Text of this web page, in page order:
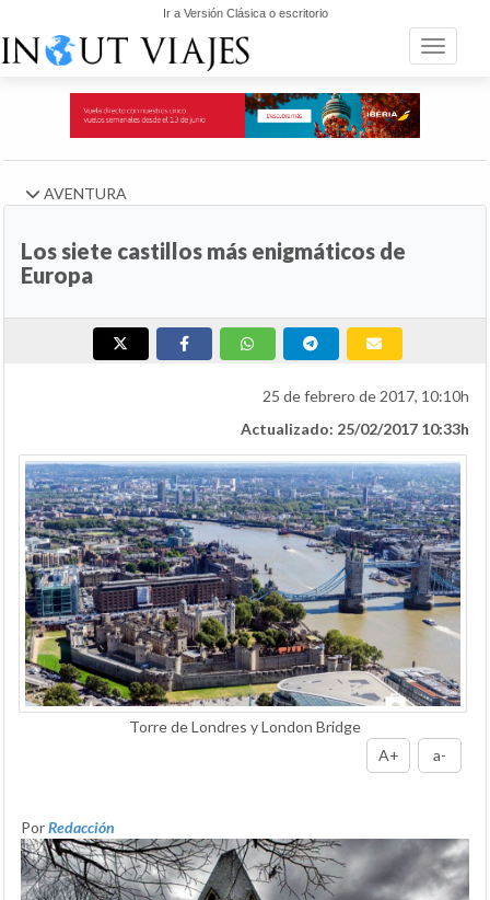
Ir a Versión Clásica o escritorio
Toggle
AVENTURA
Los siete castillos más enigmáticos de
Europa
25 de febrero de 2017, 10:10h
Actualizado: 25/02/2017 10:33h
Torre de Londres y London Bridge
A+
a-
PorRedacción